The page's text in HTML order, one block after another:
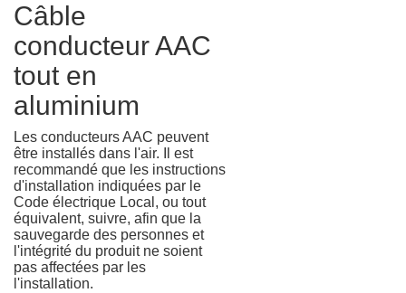
Câble
conducteur AAC
tout en
aluminium
Les conducteurs AAC peuvent
être installés dans l'air. Il est
recommandé que les instructions
d'installation indiquées par le
Code électrique Local, ou tout
équivalent, suivre, afin que la
sauvegarde des personnes et
l'intégrité du produit ne soient
pas affectées par les
l'installation.